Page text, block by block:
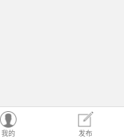
我的 发布